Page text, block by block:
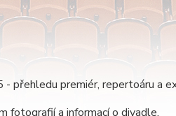
přehledu premiér, repertoáru a
fotografií a informací o divadle.